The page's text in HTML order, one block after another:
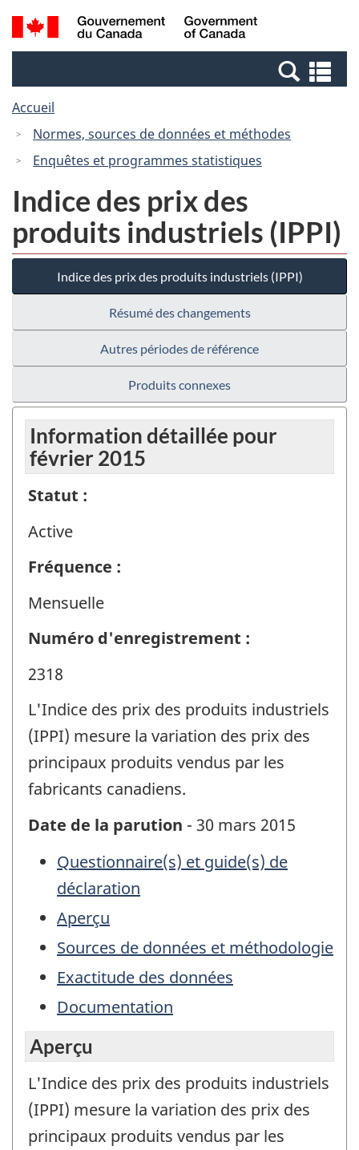
Passer
au
Passer
à
Canada
Recherche
et
et
Accueil
Normes, sources de données et méthodes
Enquêtes et programmes statistiques
Indice des prix des
produits industriels (IPPI)
Indice des prix des produits industriels (IPPI)
Résumé des changements
Autres périodes de référence
Produits connexes
Information détaillée pour
février 2015
Statut :
Active
Fréquence :
Mensuelle
Numéro d'enregistrement :
2318
L'Indice des prix des produits industriels
(IPPI) mesure la variation des prix des
principaux produits vendus par les
fabricants canadiens.
Date de la parution - 30 mars 2015
Questionnaire(s) et guide(s) de
déclaration
Aperçu
Sources de données et méthodologie
Exactitude des données
Documentation
Aperçu
L'Indice des prix des produits industriels
(IPPI) mesure la variation des prix des
principaux produits vendus par les